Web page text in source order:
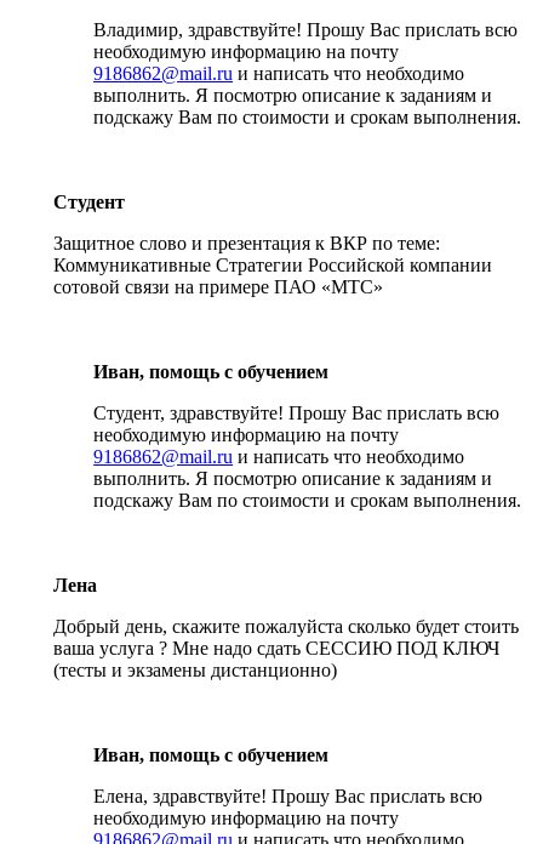
Владимир, здравствуйте! Прошу Вас прислать всю
необходимую информацию на почту
9186862@mail.ru и написать что необходимо
выполнить. Я посмотрю описание к заданиям и
подскажу Вам по стоимости и срокам выполнения.
Студент
Защитное слово и презентация к ВКР по теме:
Коммуникативные Стратегии Российской компании
сотовой связи на примере ПАО «МТС»
Иван, помощь с обучением
Студент, здравствуйте! Прошу Вас прислать всю
необходимую информацию на почту
9186862@mail.ru и написать что необходимо
выполнить. Я посмотрю описание к заданиям и
подскажу Вам по стоимости и срокам выполнения.
Лена
Добрый день, скажите пожалуйста сколько будет стоить
ваша услуга ? Мне надо сдать СЕССИЮ ПОД КЛЮЧ
(тесты и экзамены дистанционно)
Иван, помощь с обучением
Елена, здравствуйте! Прошу Вас прислать всю
необходимую информацию на почту
9186862@mail.ru и написать что необходимо